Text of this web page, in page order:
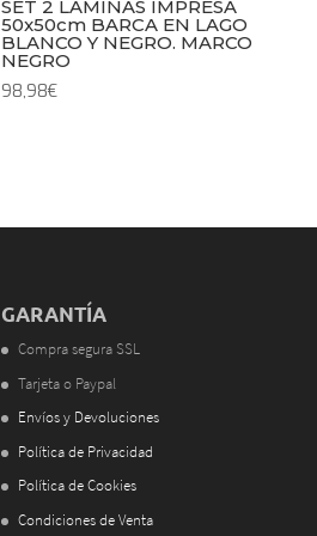
SET 2 LÁMINAS IMPRESA
50x50cm BARCA EN LAGO
BLANCO Y NEGRO. MARCO
NEGRO
98,98€
GARANTÍA
Compra segura SSL
Tarjeta o Paypal
Envíos y Devoluciones
Política de Privacidad
Política de Cookies
Condiciones de Venta